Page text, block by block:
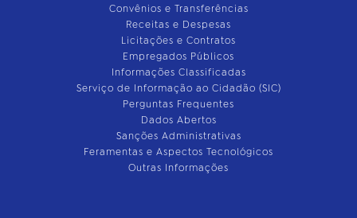
Convênios e Transferências
Receitas e Despesas
Licitações e Contratos
Empregados Públicos
Informações Classificadas
Serviço de Informação ao Cidadão (SIC)
Perguntas Frequentes
Dados Abertos
Sanções Administrativas
Feramentas e Aspectos Tecnológicos
Outras Informações